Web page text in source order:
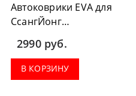
Автоковрики EVA для
СсангЙонг
Рекстон 2017-2020,
можно приобрести в
комплектации:
водительский коврик,
2990 руб.
В КОРЗИНУ